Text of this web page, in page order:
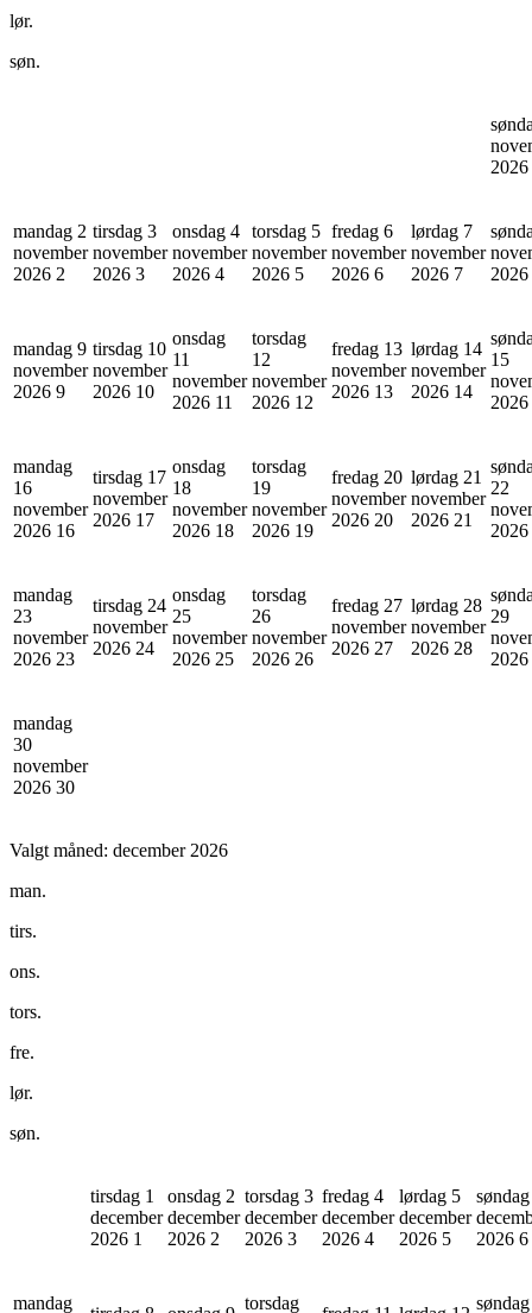
lør.
søn.
2026
mandag 2
november
2026 2
tirsdag 3
november
2026 3
onsdag 4
november
2026 4
torsdag 5
november
2026 5
fredag 6
november
2026 6
lørdag 7
november
2026 7
2026
mandag 9
november
2026 9
tirsdag 10
november
2026 10
onsdag
11
november
2026 11
torsdag
12
november
2026 12
fredag 13
november
2026 13
lørdag 14
november
2026 14
15
2026
mandag
16
november
2026 16
tirsdag 17
november
2026 17
onsdag
18
november
2026 18
torsdag
19
november
2026 19
fredag 20
november
2026 20
lørdag 21
november
2026 21
22
2026
mandag
23
november
2026 23
tirsdag 24
november
2026 24
onsdag
25
november
2026 25
torsdag
26
november
2026 26
fredag 27
november
2026 27
lørdag 28
november
2026 28
29
2026
mandag
30
november
2026 30
Valgt måned: december 2026
man.
tirs.
ons.
tors.
fre.
lør.
søn.
tirsdag 1
december
2026 1
onsdag 2
december
2026 2
torsdag 3
december
2026 3
fredag 4
december
2026 4
lørdag 5
december
2026 5
2026 6
mandag torsdag søndag